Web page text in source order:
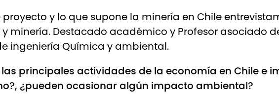
y lo que supone la minería en Chile
minería. Destacado académico y Profesor asociado
ingeniería Química y ambiental.
las principales actividades de la economía en Chile e
¿pueden ocasionar algún impacto ambiental?